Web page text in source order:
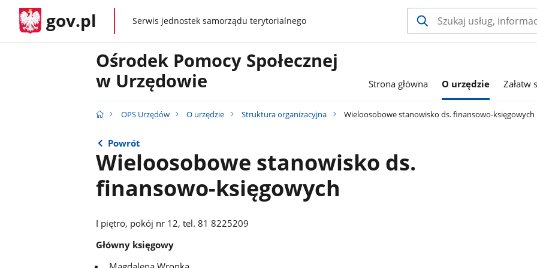
gov.pl gov.plSerwis jednostek samorządu terytorialnego
Ośrodek Pomocy Społecznej
w Urzędowie
Strona główna O urzędzie Załatw
OPS Urzędów O urzędzie Struktura organizacyjna Wieloosobowe stanowisko ds. finansowo-księgowych
Powrót
Wieloosobowe stanowisko ds.
finansowo-księgowych
I piętro, pokój nr 12, tel. 81 8225209
Główny księgowy